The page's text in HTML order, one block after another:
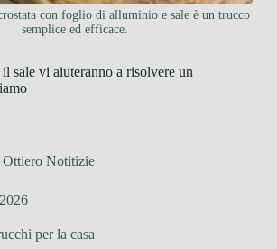
con foglio di alluminio e sale è un trucco
semplice ed efficace.
sale vi aiuteranno a risolvere un
Ottiero Notitizie
per la casa